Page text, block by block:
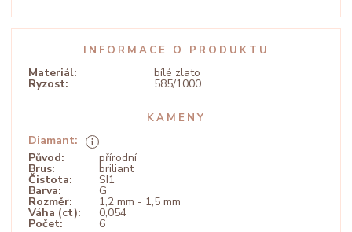
INFORMACE O PRODUKTU
Materiál: bílé zlato
Ryzost: 585/1000
KAMENY
Diamant:
Původ:
přírodní
Brus: briliant
Čistota: SI1
Barva: G
Rozměr: 1,2 mm - 1,5 mm
Váha (ct): 0,054
Počet: 6